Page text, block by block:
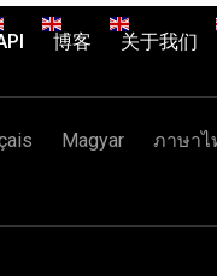
博客 关于我们
Magyar ภาษาไ